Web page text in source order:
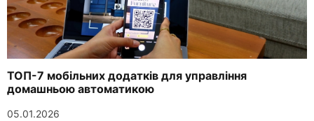
ТОП-7 мобільних додатків для управління
домашньою автоматикою
05.01.2026